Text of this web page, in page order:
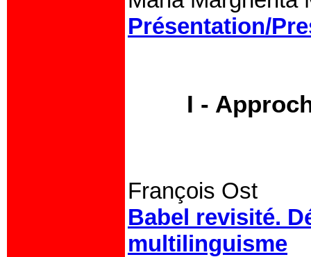
Présentation/
I -
François Ost
Babel revisité.
multilinguisme